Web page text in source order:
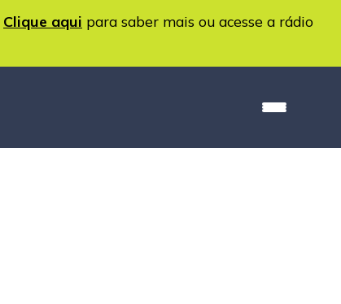
Clique aqui para saber mais ou acesse a rádio